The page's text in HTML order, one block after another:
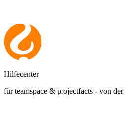
Hilfecenter
für teamspace & projectfacts - von